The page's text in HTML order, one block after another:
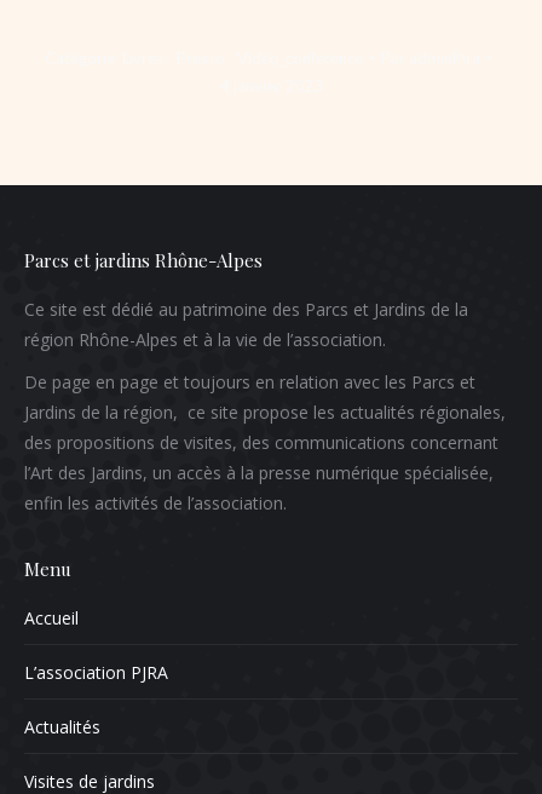
Parcs et jardins Rhône-Alpes
Ce site est dédié au patrimoine des Parcs et Jardins de la
région Rhône-Alpes et à la vie de l’association.
De page en page et toujours en relation avec les Parcs et
Jardins de la région, ce site propose les actualités régionales,
des propositions de visites, des communications concernant
l’Art des Jardins, un accès à la presse numérique spécialisée,
enfin les activités de l’association.
Menu
Accueil
L’association PJRA
Actualités
Visites de jardins